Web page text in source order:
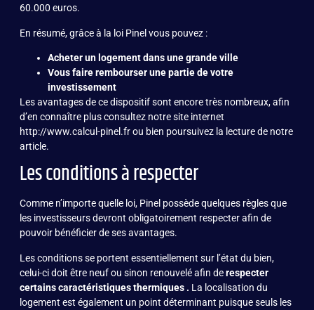
60.000 euros.
En résumé, grâce à la loi Pinel vous pouvez :
Acheter un logement dans une grande ville
Vous faire rembourser une partie de votre
investissement
Les avantages de ce dispositif sont encore très nombreux, afin
d’en connaître plus consultez notre site internet
http://www.calcul-pinel.fr ou bien poursuivez la lecture de notre
article.
Les conditions à respecter
Comme n’importe quelle loi, Pinel possède quelques règles que
les investisseurs devront obligatoirement respecter afin de
pouvoir bénéficier de ses avantages.
Les conditions se portent essentiellement sur l’état du bien,
celui-ci doit être neuf ou sinon renouvelé afin derespecter
certains caractéristiques thermiques . La localisation du
logement est également un point déterminant puisque seuls les